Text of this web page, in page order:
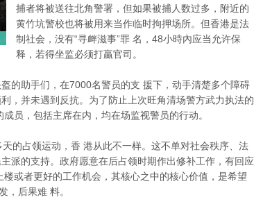
捕者将被送往北角警署，但如果被捕人数过多，附近的
黄竹坑警校也将被用来当作临时拘押场所。但香港是法
制社会，没有“寻衅滋事”罪 名，48小時內应当允许保
释，若得坐监必须打贏官司。
的助手们，在7000名警员的支 援下，动手清楚多个障碍
，并未遇到反抗。为了防止上次旺角清场警方武力执法的
员，包括主席在内，均在场监视警员的行动。
的占领运动，香 港从此不一样。这不单对社会秩序、法
派的支持。政府愿意在后占领时期作出修补工作，有回应
或者更好的工作机会，其核心之中的核心价值，是希望
，后果难 料。